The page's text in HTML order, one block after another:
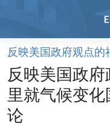
Skip
main
content
Skip
HOME
VIDEO
RADIO
反映美国政府观点的
反映美国政
里就气候变
论